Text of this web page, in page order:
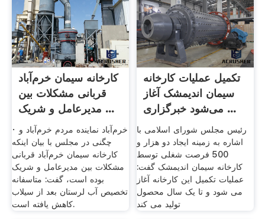
کارخانه سیمان خرم‌آباد
قربانی مشکلات بین
مدیرعامل و شریک ...
· خرم‌آباد نماینده مردم خرم‌آباد و
چگنی در مجلس با بیان اینکه
کارخانه سیمان خرم‌آباد قربانی
مشکلات بین مدیرعامل و شریک
بوده است، گفت: متاسفانه
تخصیص آب لرستان بعد از سیلاب
کاهش یافته است.
تکمیل عملیات کارخانه
سیمان اندیمشک آغاز
می‌شود خبرگزاری ...
رئیس مجلس شورای اسلامی با
اشاره به زمینه ایجاد دو هزار و
500 فرصت شغلی توسط
کارخانه سیمان اندیمشک گفت:
عملیات تکمیل این کارخانه آغاز
می شود و تا یک سال محصول
تولید می کند